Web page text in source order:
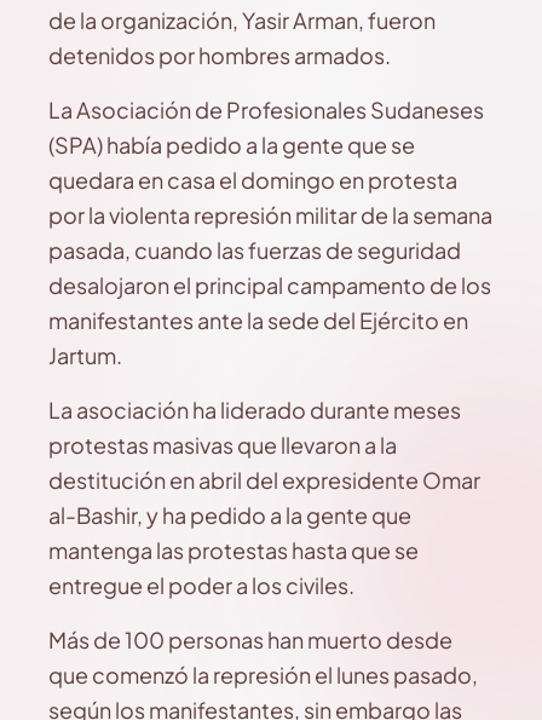
de la organización, Yasir Arman, fueron
detenidos por hombres armados.
La Asociación de Profesionales Sudaneses
(SPA) había pedido a la gente que se
quedara en casa el domingo en protesta
por la violenta represión militar de la semana
pasada, cuando las fuerzas de seguridad
desalojaron el principal campamento de los
manifestantes ante la sede del Ejército en
Jartum.
La asociación ha liderado durante meses
protestas masivas que llevaron a la
destitución en abril del expresidente Omar
al-Bashir, y ha pedido a la gente que
mantenga las protestas hasta que se
entregue el poder a los civiles.
Más de 100 personas han muerto desde
que comenzó la represión el lunes pasado,
según los manifestantes, sin embargo las